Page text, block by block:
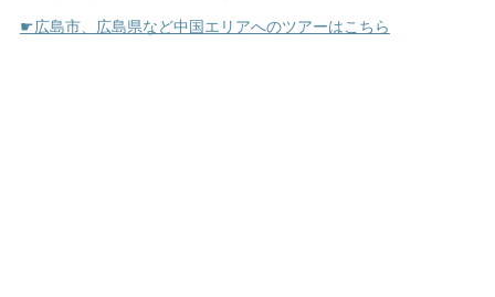
☛広島市、広島県など中国エリアへのツアーはこちら